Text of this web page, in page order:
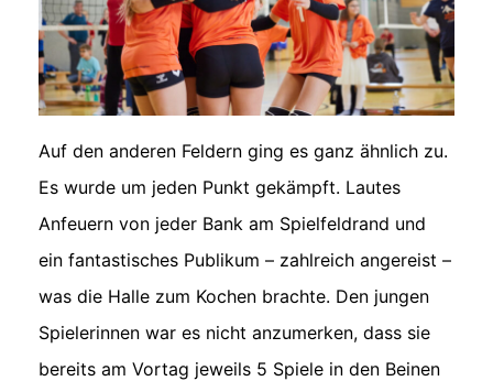
Auf den anderen Feldern ging es ganz ähnlich zu.
Es wurde um jeden Punkt gekämpft. Lautes
Anfeuern von jeder Bank am Spielfeldrand und
ein fantastisches Publikum – zahlreich angereist –
was die Halle zum Kochen brachte. Den jungen
Spielerinnen war es nicht anzumerken, dass sie
bereits am Vortag jeweils 5 Spiele in den Beinen